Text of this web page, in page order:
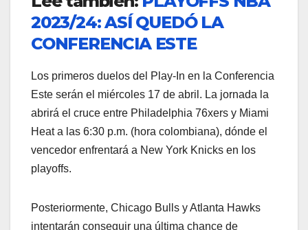
2023/24: ASÍ QUEDÓ LA
CONFERENCIA ESTE
Los primeros duelos del Play-In en la Conferencia
Este serán el miércoles 17 de abril. La jornada la
abrirá el cruce entre Philadelphia 76xers y Miami
Heat a las 6:30 p.m. (hora colombiana), dónde el
vencedor enfrentará a New York Knicks en los
playoffs.
Posteriormente, Chicago Bulls y Atlanta Hawks
intentarán conseguir una última chance de